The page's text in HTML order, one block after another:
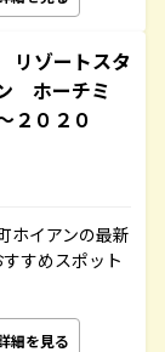
ゾートスタ
ホーチミ
０２０
ホイアンの最新
すめスポット
細を見る